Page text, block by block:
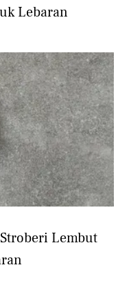
Lebaran
Lembut